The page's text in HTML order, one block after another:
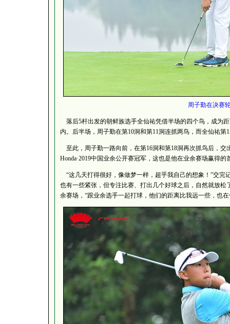
周子勤在决赛
落后5杆出发的朝鲜族选手全仙祐凭借半场的四个鸟，成为
内。后半场，周子勤在第10洞和第11洞连抓两鸟，而全仙祐
至此，周子勤一路向前，在第16洞和第18洞再次抓鸟后，交
Honda·2019中国业余公开赛冠军，这也是他在业余赛场赢得的
“这几天打得很好，像做梦一样，超乎我自己的想象！”交完
也有一些紧张，但专注比赛、打出几个好球之后，自然就放
余赛场，“跟业余选手一起打球，他们的距离比我远一些，也